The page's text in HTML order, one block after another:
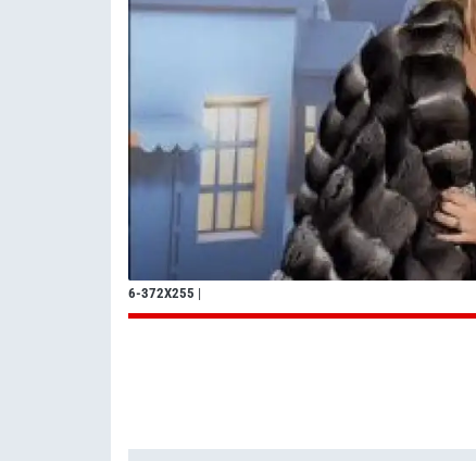
6-372X255 |